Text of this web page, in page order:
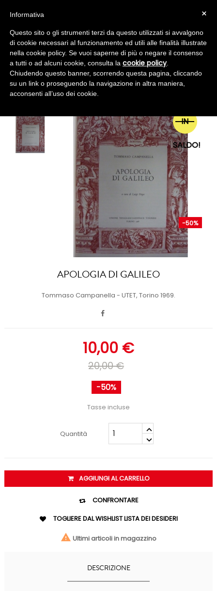
navigazione
Toggle
☰ Account (0)
APOLOGIA DI GALILEO
IN
SALDO!
-50%
APOLOGIA DI GALILEO
Tommaso Campanella - UTET, Torino 1969.
10,00 €
20,00 €
-50%
Tasse incluse
Quantità
AGGIUNGI AL CARRELLO
 CONFRONTARE
 TOGLIERE DAL WISHLISTLISTA DEI DESIDERI
 Ultimi articoli in magazzino
DESCRIZIONE
×
Informativa
Questo sito o gli strumenti terzi da questo utilizzati si avvalgono
di cookie necessari al funzionamento ed utili alle finalità illustrate
nella cookie policy. Se vuoi saperne di più o negare il consenso
a tutti o ad alcuni cookie, consulta la cookie policy.
Chiudendo questo banner, scorrendo questa pagina, cliccando
su un link o proseguendo la navigazione in altra maniera,
acconsenti all’uso dei cookie.